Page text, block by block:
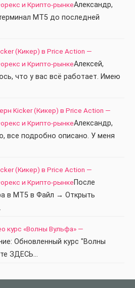
и Крипто-рынкеАлександр,
МТ5 до последней
(Кикер) в Price Action —
и Крипто-рынкеАлексей,
что у вас всё работает. Имею
Kicker (Кикер) в Price Action —
и Крипто-рынкеАлександр,
все подробно описано. У меня
(Кикер) в Price Action —
и Крипто-рынкеПосле
в МТ5 в Файл → Открыть
курс «Волны Вульфа» —
Обновленный курс "Волны
ЗДЕСЬ…